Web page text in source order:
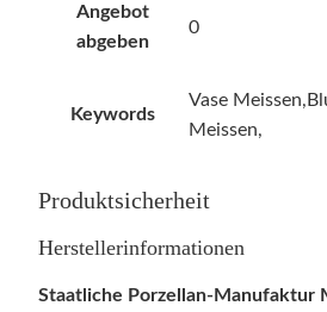
Angebot
abgeben
0
Keywords
Vase
Meissen,
Produktsicherheit
Herstellerinformationen
Staatliche Porzellan-Manufaktur